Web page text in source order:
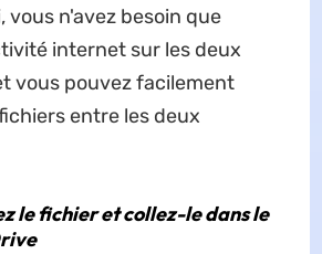
vous n'avez besoin que
internet sur les deux
vous pouvez facilement
entre les deux
le fichier et collez-le dans le